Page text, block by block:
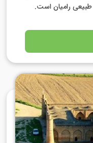
رامیان است.